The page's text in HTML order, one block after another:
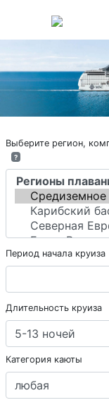
Выберите регион,
?
Период начала круиза
Длительность круиза
Категория каюты